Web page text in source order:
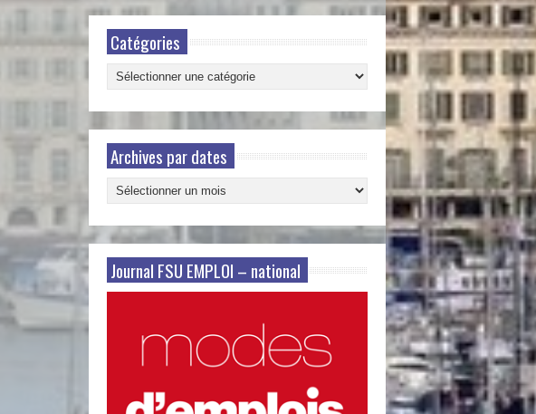
Catégories
Catégories
Archives par dates
Archives
par
dates
Journal FSU EMPLOI – national